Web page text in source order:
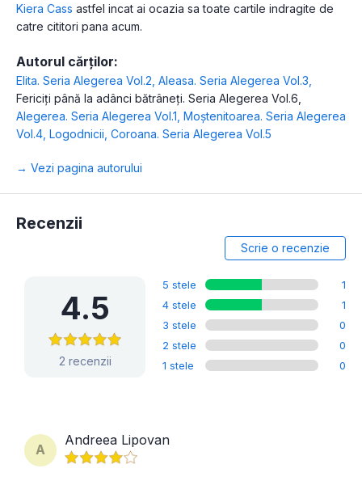
Kiera Cass astfel incat ai ocazia sa toate cartile indragite de
catre cititori pana acum.
Autorul cărților:
Elita. Seria Alegerea Vol.2 Aleasa. Seria Alegerea Vol.3
Fericiți până la adânci bătrâneți. Seria Alegerea Vol.6
Alegerea. Seria Alegerea Vol.1 Moștenitoarea. Seria Alegerea
Vol.4 Logodnicii Coroana. Seria Alegerea Vol.5
→ Vezi pagina autorului
Recenzii
Scrie o recenzie
4.5
2 recenzii
5 stele
1
4 stele
1
3 stele
0
2 stele
0
1 stele
0
A
Andreea Lipovan